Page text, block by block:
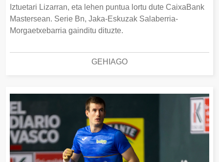
Iztuetari Lizarran, eta lehen puntua lortu dute CaixaBank
Mastersean. Serie Bn, Jaka-Eskuzak Salaberria-
Morgaetxebarria gainditu dituzte.
GEHIAGO